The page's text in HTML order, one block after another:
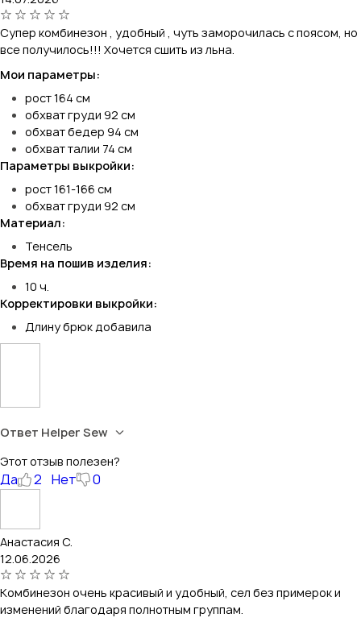
Супер комбинезон , удобный , чуть заморочилась с поясом, но
все получилось!!! Хочется сшить из льна.
Мои параметры:
рост 164 см
обхват груди 92 см
обхват бедер 94 см
обхват талии 74 см
Параметры выкройки:
рост 161-166 см
обхват груди 92 см
Материал:
Тенсель
Время на пошив изделия:
10 ч.
Корректировки выкройки:
Длину брюк добавила
Ответ Helper Sew
Этот отзыв полезен?
Да 2 Нет 0
Анастасия С.
12.06.2026
Комбинезон очень красивый и удобный, сел без примерок и
изменений благодаря полнотным группам.